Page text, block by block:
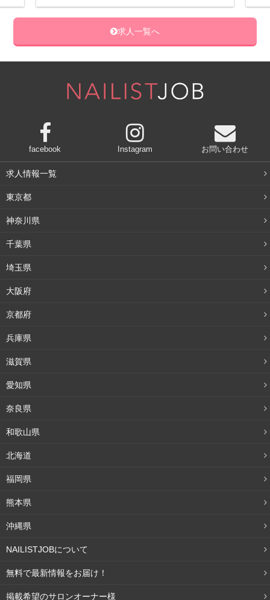
ころか1級に合格する人も、ごく少数ですが存在します。
茨の道になるのは間違いありませんが、次に独学でネイル
教材を買う
ルシステムシリーズというオフィシャル教材
す。
購入することもできます。
独学で勉強する上では必須アイテムなので、必ず目指すレ
youtubeを活用する
youtubeにはネイルアートの基本から検定対策まで、非常
求人一覧へ
facebook Instagram お問い合わせ
求人情報一覧
東京都
神奈川県
千葉県
埼玉県
大阪府
京都府
兵庫県
滋賀県
愛知県
奈良県
和歌山県
北海道
福岡県
熊本県
沖縄県
NAILISTJOBについて
無料で最新情報をお届け！
掲載希望のサロンオーナー様